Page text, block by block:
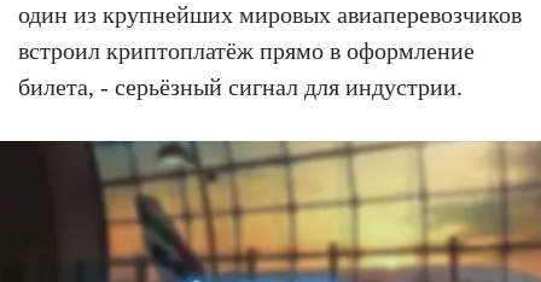
один из крупнейших мировых авиаперевозчиков
встроил криптоплатёж прямо в оформление
билета, - серьёзный сигнал для индустрии.